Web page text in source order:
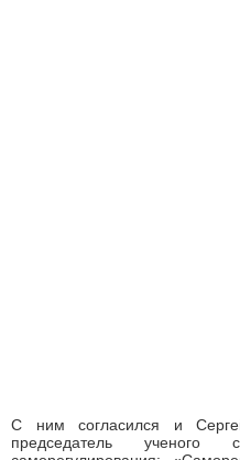
С ним согласился и
председатель ученого